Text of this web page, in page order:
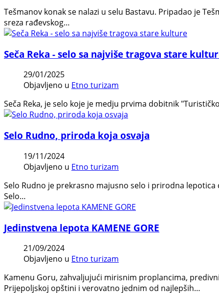
Tešmanov konak se nalazi u selu Bastavu. Pripadao je
sreza rađevskog…
Seča Reka - selo sa najviše tragova stare
29/01/2025
Objavljeno u Etno turizam
Seča Reka, je selo koje je medju prvima dobitnik
Selo Rudno, priroda koja osvaja
19/11/2024
Objavljeno u Etno turizam
Selo Rudno je prekrasno majusno selo i prirodna
Selo…
Jedinstvena lepota KAMENE GORE
21/09/2024
Objavljeno u Etno turizam
Kamenu Goru, zahvaljujući mirisnim proplancima,
Prijepoljskoj opštini i verovatno jednim od najlepših…